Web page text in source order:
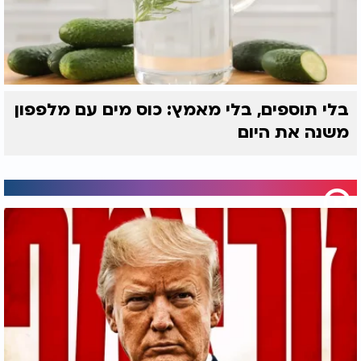
יחידת מידה ולהימנע ממוצרים שלא תוכננו מראש.
לפעמים, הם אומרים, הדרך הטובה ביותר לחסוך כסף
היא פשוט להיצמד למה שבאמת באתם לקנות.
בלי תוספים, בלי מאמץ: כוס מים עם מלפפון
משנה את היום